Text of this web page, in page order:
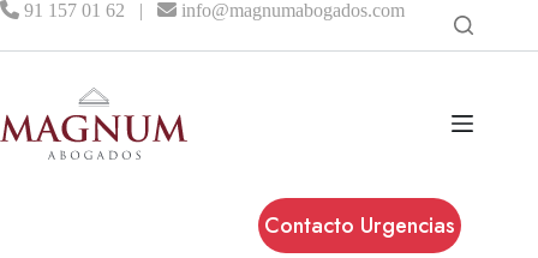
91 157 01 62 | info@magnumabogados.com
Contacto Urgencias